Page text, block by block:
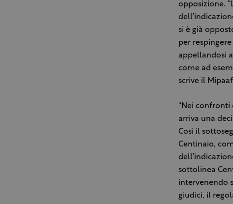
opposizione.
si è già
per
appellandosi
come ad
scrive il
“Nei
arriva una
Così il
Centinaio,
sottolinea
intervenendo
giudici, il